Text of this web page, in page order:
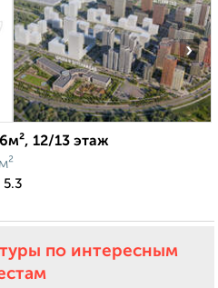
›
12/13 этаж
по интересным